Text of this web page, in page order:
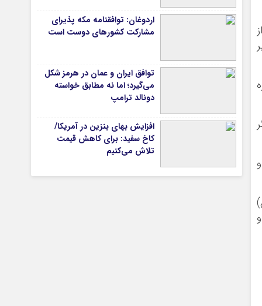
پیوندهای سایت
اردوغان: توافقنامه مکه پذیرای
مشارکت کشورهای دوست است
توافق ایران و عمان در هرمز شکل
می‌گیرد؛ اما نه مطابق خواسته
دونالد ترامپ
افزایش بهای بنزین در آمریکا/
کاخ سفید: برای کاهش قیمت
تلاش می‌کنیم